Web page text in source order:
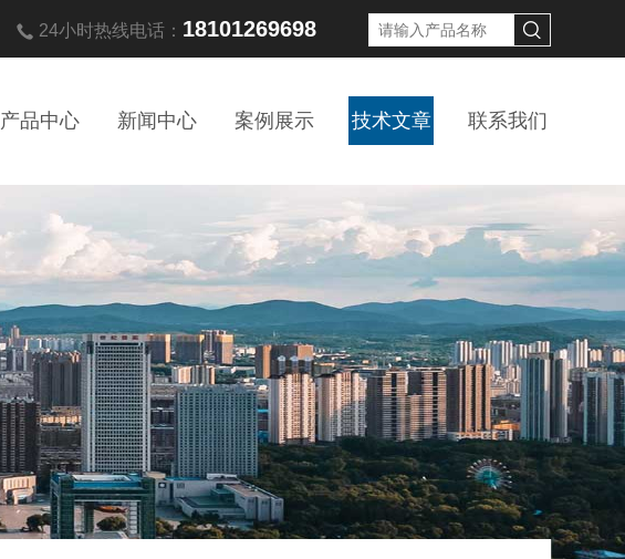
24小时热线电话： 18101269698
产品中心 新闻中心 案例展示 技术文章 联系我们